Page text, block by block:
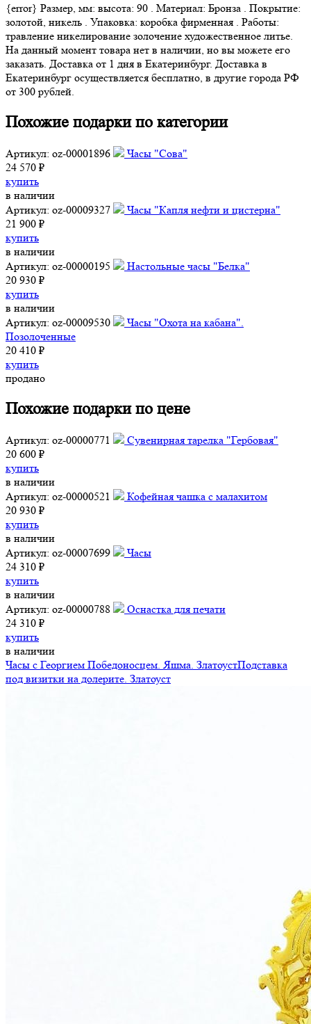
{error} Размер, мм: высота: 90 . Материал: Бронза . Покрытие:
золотой, никель . Упаковка: коробка фирменная . Работы:
травление никелирование золочение художественное литье.
На данный момент товара нет в наличии, но вы можете его
заказать. Доставка от 1 дня в Екатеринбург. Доставка в
Екатеринбург осуществляется бесплатно, в другие города РФ
от 300 рублей.
Похожие подарки по категории
Артикул: oz-00001896
Часы "Сова"
24 570 ₽
купить
в наличии
Артикул: oz-00009327
Часы "Капля нефти и цистерна"
21 900 ₽
купить
в наличии
Артикул: oz-00000195
Настольные часы "Белка"
20 930 ₽
купить
в наличии
Артикул: oz-00009530
Часы "Охота на кабана".
Позолоченные
20 410 ₽
купить
продано
Похожие подарки по цене
Артикул: oz-00000771
Сувенирная тарелка "Гербовая"
20 600 ₽
купить
в наличии
Артикул: oz-00000521
Кофейная чашка с малахитом
20 930 ₽
купить
в наличии
Артикул: oz-00007699
Часы
24 310 ₽
купить
в наличии
Артикул: oz-00000788
Оснастка для печати
24 310 ₽
купить
в наличии
Часы с Георгием Победоносцем. Яшма. ЗлатоустПодставка
под визитки на долерите. Златоуст